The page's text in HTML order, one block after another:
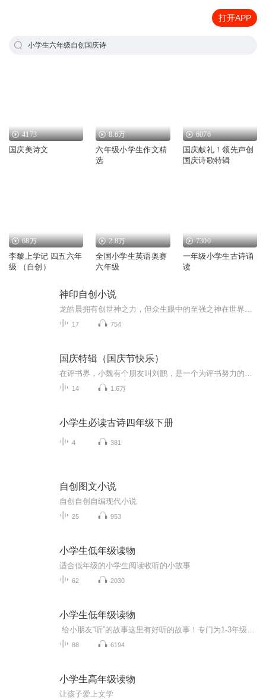
打开APP
小学生六年级自创国庆诗
4173
国庆美诗文
8.6万
六年级小学生作文精
选
6076
国庆献礼！领先声创
国庆诗歌特辑
68万
李黎上学记 四五六年
级 （自创）
2.8万
全国小学生英语奥赛
六年级
7300
一年级小学生古诗诵
读
神印自创小说
17 754
国庆特辑（国庆节快乐）
14 1.6万
小学生必读古诗四年级下册
4 381
自创图文小说
自创自创自编现代小说
25 953
小学生低年级读物
适合低年级的小学生阅读收听的小故事
62 2030
小学生低年级读物
88 6194
小学生高年级读物
让孩子爱上文学